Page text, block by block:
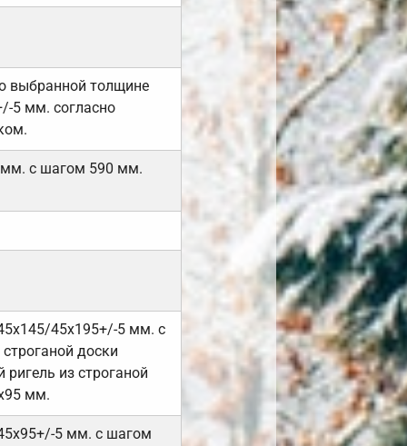
выбранной толщине
5 мм. согласно
с шагом 590 мм.
45х195+/-5 мм. с
доски
из строганой
мм.
5 мм. с шагом